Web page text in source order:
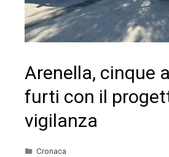
Arenella, cinque
furti con il
vigilanza
Cronaca